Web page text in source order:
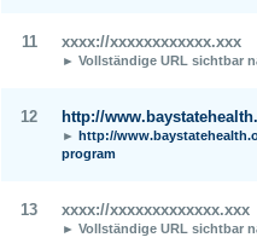
11 xxxx://xxxxxxxxxxxx.xxx
► Vollständige URL sichtbar
12 http://
► http://
program
13 xxxx://xxxxxxxxxxxxx.xxx
► Vollständige URL sichtbar